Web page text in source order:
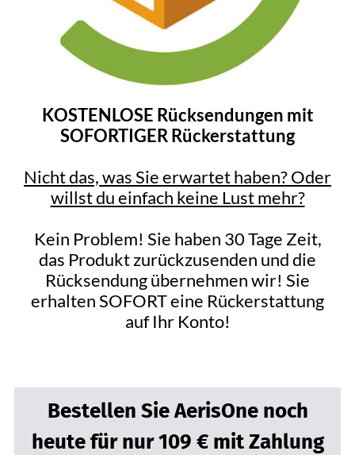
KOSTENLOSE Rücksendungen mit
SOFORTIGER Rückerstattung
Nicht das, was Sie erwartet haben? Oder
willst du einfach keine Lust mehr?
Kein Problem! Sie haben 30 Tage Zeit,
das Produkt zurückzusenden und die
Rücksendung übernehmen wir! Sie
erhalten SOFORT eine Rückerstattung
auf Ihr Konto!
Bestellen Sie AerisOne noch
heute für nur 109 € mit Zahlung